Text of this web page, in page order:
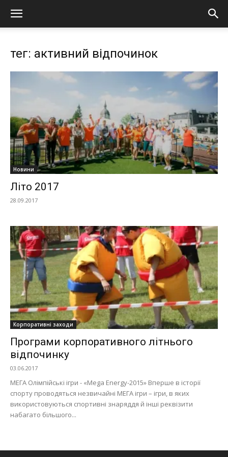
тег: активний відпочинок
Новини
Літо 2017
28.09.2017
Корпоративні заходи
Програми корпоративного літнього
відпочинку
03.06.2017
МЕГА Олімпійські ігри - «Mega Energy-2015» Вперше в історії
спорту проводяться незвичайні МЕГА ігри – ігри, в яких
використовуються спортивні знаряддя й інші реквізити
набагато більшого...